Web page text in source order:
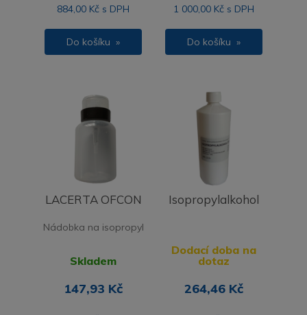
884,00 Kč s DPH
Do košíku »
1 000,00 Kč s DPH
Do košíku »
LACERTA OFCON
Nádobka na isopropyl
Skladem
147,93 Kč
Isopropylalkohol
Dodací doba na
dotaz
264,46 Kč